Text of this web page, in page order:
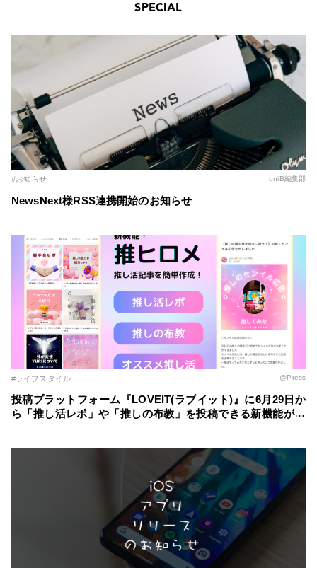
SPECIAL
#お知らせ uniB編集部
NewsNext様RSS連携開始のお知らせ
#ライフスタイル @Press
投稿プラットフォーム『LOVEIT(ラブイット)』に6月29日か
ら「推し活レポ」や「推しの布教」を投稿できる新機能が登